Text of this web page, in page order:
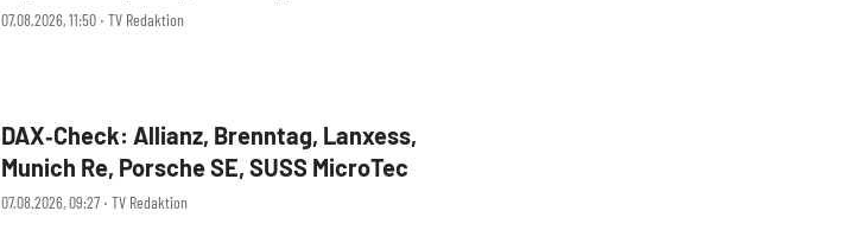
07.08.2026, 11:50 ‧ TV Redaktion
der Analyse
07.08.2026, 09:27 ‧ TV Redaktion
DAX‑Check: Allianz, Brenntag, Lanxess,
Munich Re, Porsche SE, SUSS MicroTec